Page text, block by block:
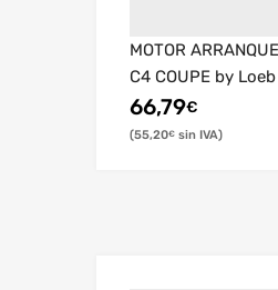
MOTOR
C4 COUPE by Loeb
66,79€
55,20€